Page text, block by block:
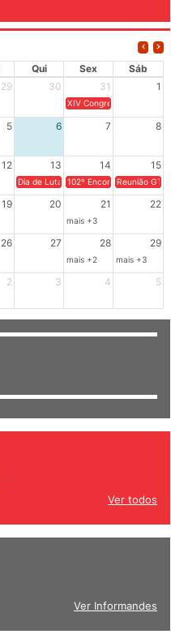
Qui Sex
Sáb
29 30 31 1
XIV Congresso Brasileiro
5 6 7 8
12 13 14 15
Dia de Luta em Defesa de Cuba e da
102º Encontro da
Reunião
19 20 21 22
mais +3
26 27 28 29
mais +2 mais +3
2 3 4 5
Ver todos
Ver Informandes